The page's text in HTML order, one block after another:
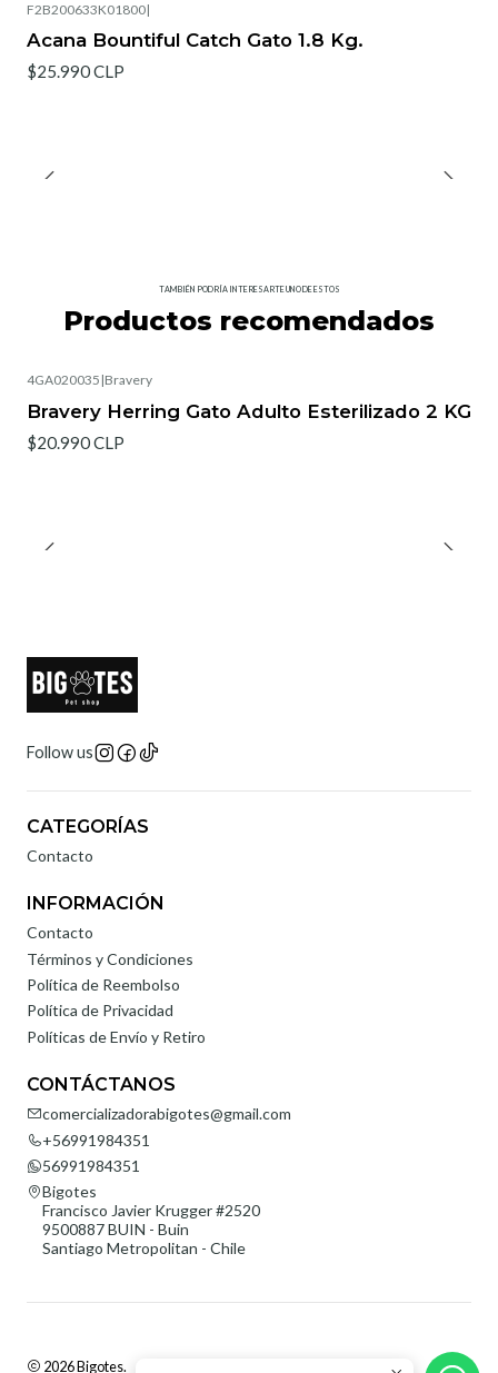
F2B200633K01800|
Acana Bountiful Catch Gato 1.8 Kg.
$25.990 CLP
TAMBIÉN PODRÍA INTERESARTE UNO DE ESTOS
Productos recomendados
4GA020035 |Bravery
Bravery Herring Gato Adulto Esterilizado 2 KG
$20.990 CLP
Follow us
CATEGORÍAS
Contacto
INFORMACIÓN
Contacto
Términos y Condiciones
Política de Reembolso
Política de Privacidad
Políticas de Envío y Retiro
CONTÁCTANOS
comercializadorabigotes@gmail.com
+56991984351
56991984351
Bigotes
Francisco Javier Krugger #2520
9500887 BUIN - Buin
Santiago Metropolitan - Chile
2026 Bigotes.